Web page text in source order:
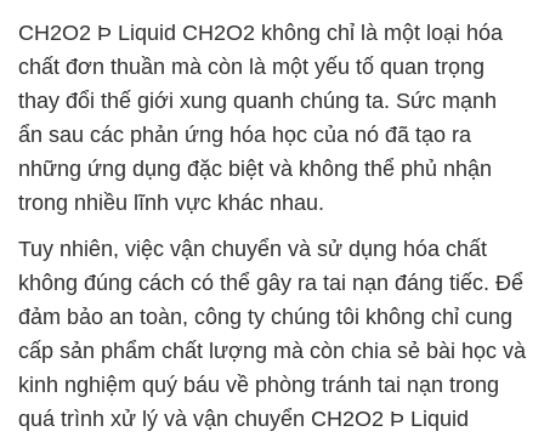
CH2O2 Þ Liquid CH2O2 không chỉ là một loại hóa
chất đơn thuần mà còn là một yếu tố quan trọng
thay đổi thế giới xung quanh chúng ta. Sức mạnh
ẩn sau các phản ứng hóa học của nó đã tạo ra
những ứng dụng đặc biệt và không thể phủ nhận
trong nhiều lĩnh vực khác nhau.
Tuy nhiên, việc vận chuyển và sử dụng hóa chất
không đúng cách có thể gây ra tai nạn đáng tiếc. Để
đảm bảo an toàn, công ty chúng tôi không chỉ cung
cấp sản phẩm chất lượng mà còn chia sẻ bài học và
kinh nghiệm quý báu về phòng tránh tai nạn trong
quá trình xử lý và vận chuyển CH2O2 Þ Liquid